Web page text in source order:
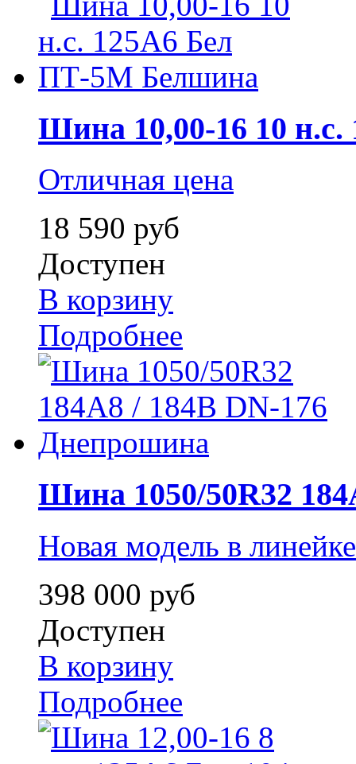
Шина 10,00-16 10 н.с.
Отличная цена
18 590 руб
Доступен
В корзину
Подробнее
Шина 1050/50R32
Новая модель в
398 000 руб
Доступен
В корзину
Подробнее